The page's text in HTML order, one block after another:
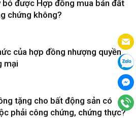
bỏ được Hợp đồng mua bán đất
chứng không?
của hợp đồng nhượng quyền
mại
tặng cho bất động sản có
phải công chứng, chứng thực?